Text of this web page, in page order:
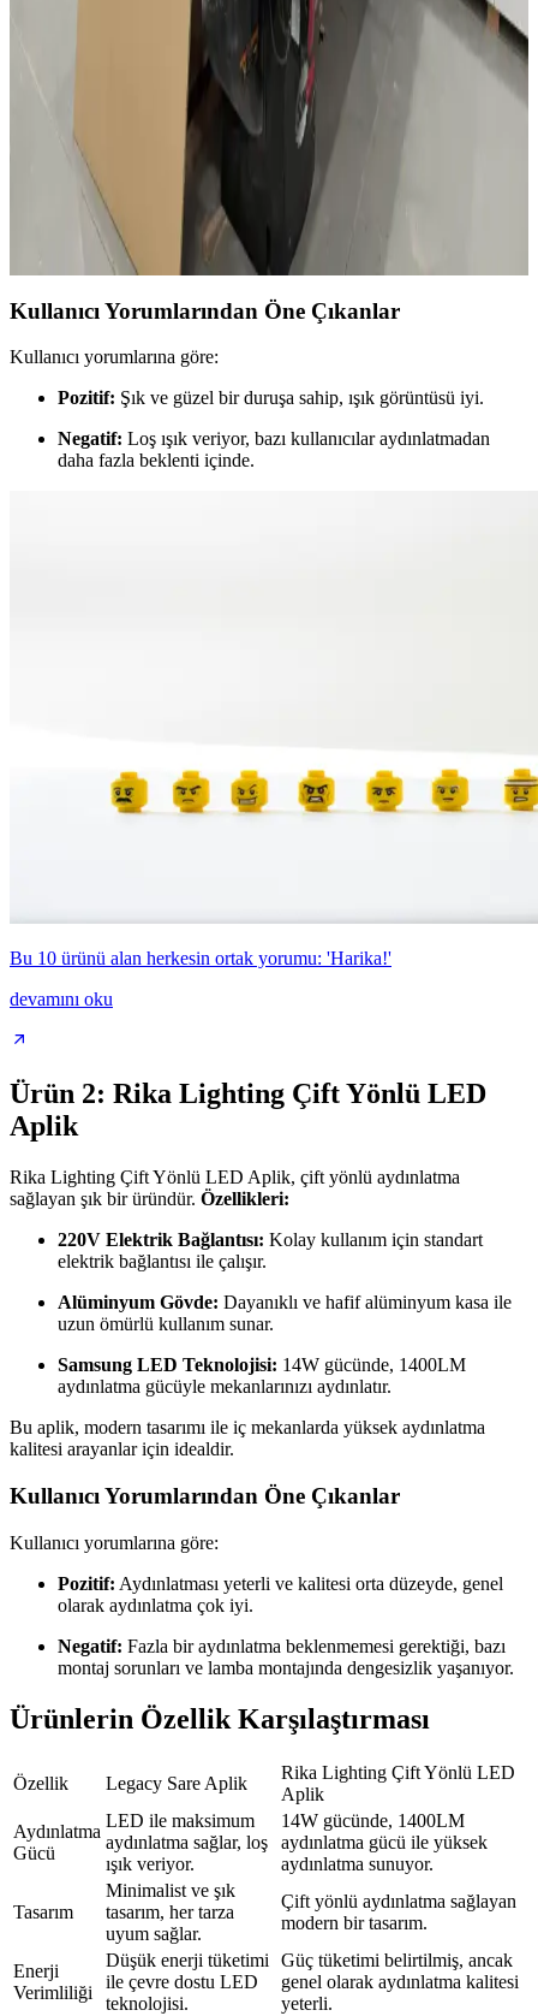
IKEA abajur başlıkları, fonksiyonellik ve estetiği bir araya getirerek
farklı dekorasyonlara uygun çözümler sunar. Dayanıklı, şık ve kolay
kullanılabilir modellerle yaşam alanlarınızı aydınlatın.
Ahşap Atölyelerinde Toz Temizliği, Çoklu Router
Masaları ve Düzenin İş Verimliliğine Etkisi
Ahşap atölyelerinde toz temizliği ekipman ömrünü uzatırken, çoklu
router masaları iş akışını hızlandırır. Düzen ve aydınlatma ise
çalışma kalitesini artırır ve sağlıklı ortam sağlar.
Kullanıcı Yorumlarından Öne Çıkanlar
Kullanıcı yorumlarına göre:
Pozitif: Şık ve güzel bir duruşa sahip, ışık görüntüsü iyi.
Negatif: Loş ışık veriyor, bazı kullanıcılar aydınlatmadan
daha fazla beklenti içinde.
Bu 10 ürünü alan herkesin ortak yorumu: 'Harika!'
devamını oku
Ürün 2: Rika Lighting Çift Yönlü LED
Aplik
Rika Lighting Çift Yönlü LED Aplik, çift yönlü aydınlatma
sağlayan şık bir üründür. Özellikleri:
220V Elektrik Bağlantısı: Kolay kullanım için standart
elektrik bağlantısı ile çalışır.
Alüminyum Gövde: Dayanıklı ve hafif alüminyum kasa ile
uzun ömürlü kullanım sunar.
Samsung LED Teknolojisi: 14W gücünde, 1400LM
aydınlatma gücüyle mekanlarınızı aydınlatır.
Bu aplik, modern tasarımı ile iç mekanlarda yüksek aydınlatma
kalitesi arayanlar için idealdir.
Kullanıcı Yorumlarından Öne Çıkanlar
Kullanıcı yorumlarına göre:
Pozitif: Aydınlatması yeterli ve kalitesi orta düzeyde, genel
olarak aydınlatma çok iyi.
Negatif: Fazla bir aydınlatma beklenmemesi gerektiği, bazı
montaj sorunları ve lamba montajında dengesizlik yaşanıyor.
Ürünlerin Özellik Karşılaştırması
Özellik Legacy Sare Aplik
Rika Lighting Çift Yönlü LED
Aplik
Aydınlatma
Gücü
LED ile maksimum
aydınlatma sağlar, loş
ışık veriyor.
14W gücünde, 1400LM
aydınlatma gücü ile yüksek
aydınlatma sunuyor.
Tasarım
Minimalist ve şık
tasarım, her tarza
uyum sağlar.
Çift yönlü aydınlatma sağlayan
modern bir tasarım.
Enerji
Verimliliği
Düşük enerji tüketimi
ile çevre dostu LED
teknolojisi.
Güç tüketimi belirtilmiş, ancak
genel olarak aydınlatma kalitesi
yeterli.